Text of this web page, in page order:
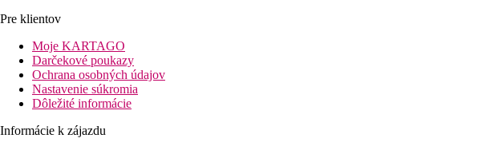
Pre klientov
Moje KARTAGO
Darčekové poukazy
Ochrana osobných údajov
Nastavenie súkromia
Dôležité informácie
Informácie k zájazdu